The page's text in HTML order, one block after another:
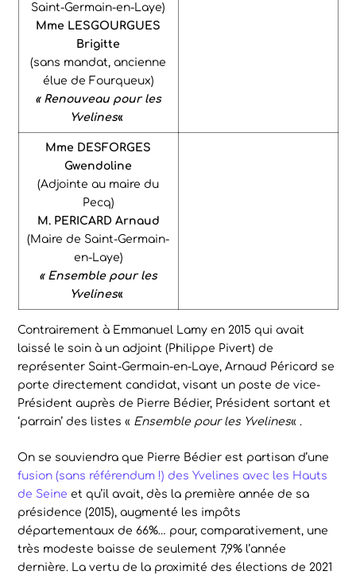
Saint-Germain-en-Laye)
Mme LESGOURGUES
Brigitte
(sans mandat, ancienne
élue de Fourqueux)
« Renouveau pour les
Yvelines«
Mme DESFORGES
Gwendoline
(Adjointe au maire du
Pecq)
M. PERICARD Arnaud
(Maire de Saint-Germain-
en-Laye)
« Ensemble pour les
Yvelines«
Contrairement à Emmanuel Lamy en 2015 qui avait
laissé le soin à un adjoint (Philippe Pivert) de
représenter Saint-Germain-en-Laye, Arnaud Péricard se
porte directement candidat, visant un poste de vice-
Président auprès de Pierre Bédier, Président sortant et
‘parrain’ des listes « Ensemble pour les Yvelines« .
On se souviendra que Pierre Bédier est partisan d’une
fusion (sans référendum !) des Yvelines avec les Hauts
de Seine et qu’il avait, dès la première année de sa
présidence (2015), augmenté les impôts
départementaux de 66%… pour, comparativement, une
très modeste baisse de seulement 7,9% l’année
dernière. La vertu de la proximité des élections de 2021